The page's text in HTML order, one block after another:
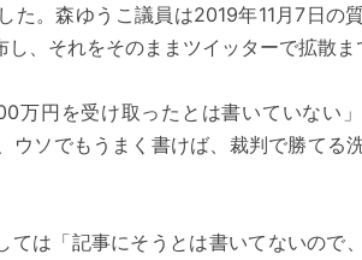
た。森ゆうこ議員は2019年11月7日の
、それをそのままツイッターで拡散ま
万円を受け取ったとは書いていない
ウソでもうまく書けば、裁判で勝てる
は「記事にそうとは書いてないので